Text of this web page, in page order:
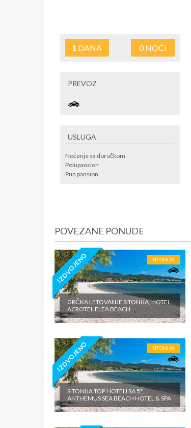
1 DANA 0NOĆI
PREVOZ
USLUGA
Noćenje sa doručkom
Polupansion
Pun pansion
POVEZANE PONUDE
IZDVOJENO SITONIJA
GRČKA LETOVANJE SITONIJA, HOTEL
ACROTEL ELEA BEACH
IZDVOJENO SITONIJA
SITONIJA TOP HOTELI SA 5*,
ANTHEMUS SEA BEACH HOTEL & SPA